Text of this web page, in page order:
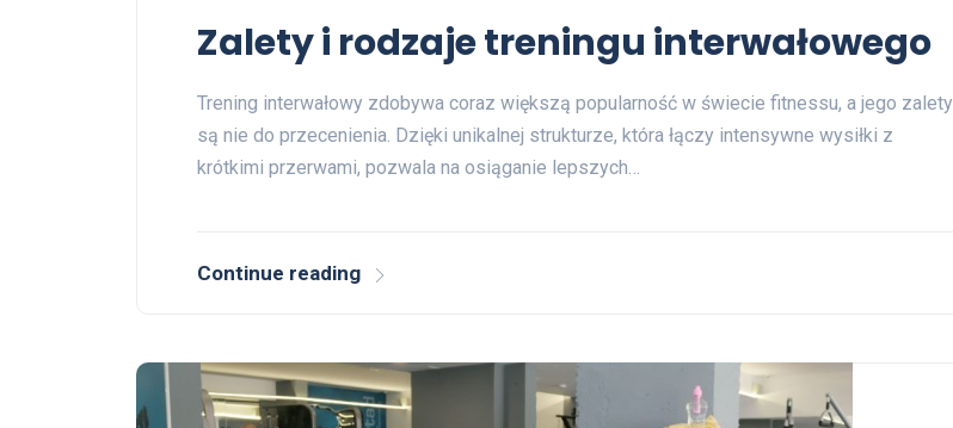
Zalety i rodzaje treningu interwałowego
Trening interwałowy zdobywa coraz większą popularność w świecie fitnessu, a jego zalety
są nie do przecenienia. Dzięki unikalnej strukturze, która łączy intensywne wysiłki z
krótkimi przerwami, pozwala na osiąganie lepszych…
Continue reading